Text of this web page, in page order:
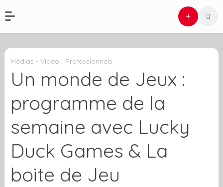
Médias - Vidéo Professionnels
Un monde de Jeux :
programme de la
semaine avec Lucky
Duck Games & La
boite de Jeu